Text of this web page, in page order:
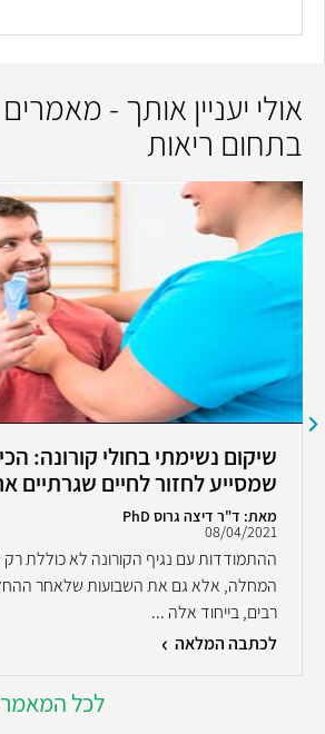
אולי יעניין אותך -
בתחום ריאות
שיקום נשימתי בחולי קורונה:
שמסייע לחזור לחיים שגרתיים
מאת: ד"ר דיצה גרוס PhD
08/04/2021
ההתמודדות עם נגיף הקורונה לא כוללת
המחלה, אלא גם את השבועות שלאחר
רבים, בייחוד אלה ...
לכתבה המלאה
לכל